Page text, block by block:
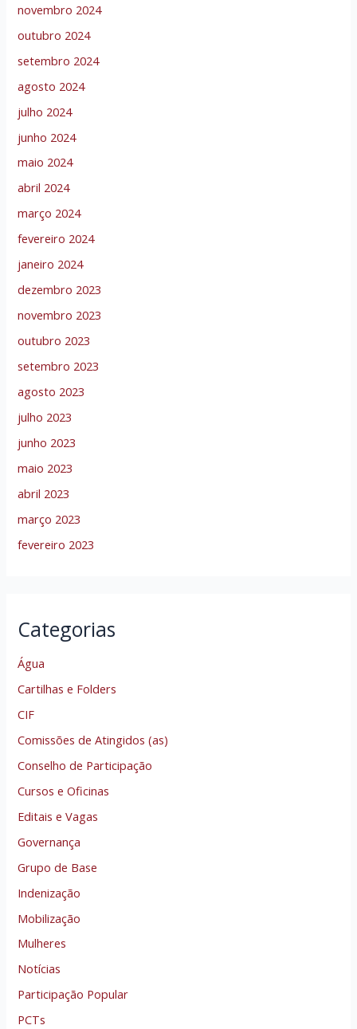
novembro 2024
outubro 2024
setembro 2024
agosto 2024
julho 2024
junho 2024
maio 2024
abril 2024
março 2024
fevereiro 2024
janeiro 2024
dezembro 2023
novembro 2023
outubro 2023
setembro 2023
agosto 2023
julho 2023
junho 2023
maio 2023
abril 2023
março 2023
fevereiro 2023
Categorias
Água
Cartilhas e Folders
CIF
Comissões de Atingidos (as)
Conselho de Participação
Cursos e Oficinas
Editais e Vagas
Governança
Grupo de Base
Indenização
Mobilização
Mulheres
Notícias
Participação Popular
PCTs